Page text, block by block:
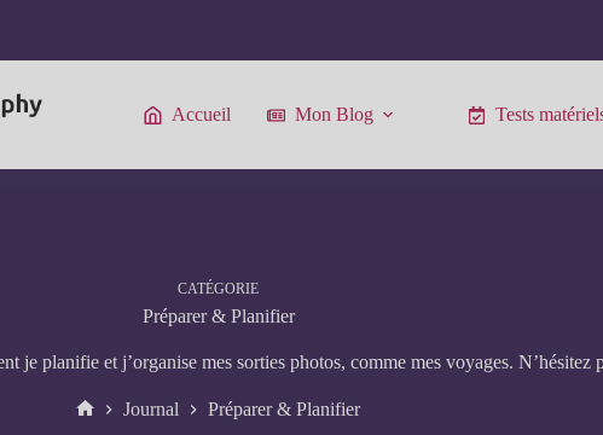
Accueil Mon Blog Tests
CATÉGORIE
Préparer & Planifier
je planifie et j’organise mes sorties photos, comme mes voyages. N’hésitez
Journal Préparer & Planifier